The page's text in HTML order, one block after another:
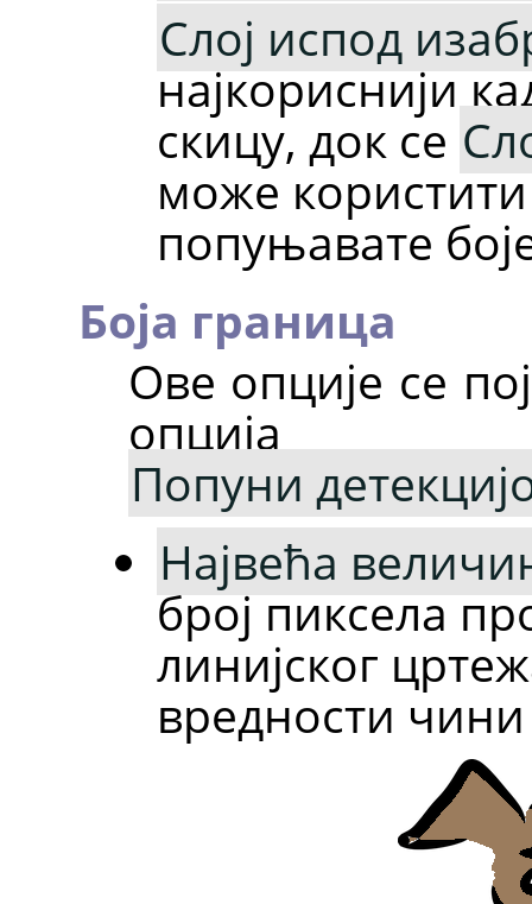
Слој испод
најкориснији
скицу, док се
може
попуњавате
Боја граница
Ове опције се
опција
Попуни
Највећа
број пиксела
линијског
вредности